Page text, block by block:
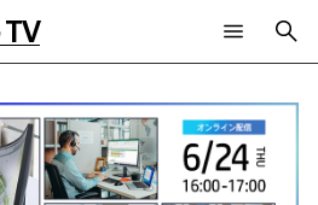
タグ
ンツを検索します。